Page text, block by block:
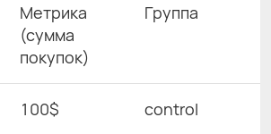
Метрика
(сумма
покупок)
Группа
100$ control